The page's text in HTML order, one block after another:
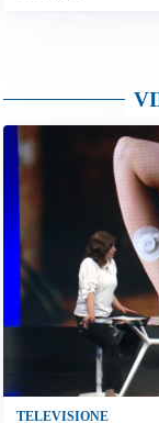
TELEVISIONE